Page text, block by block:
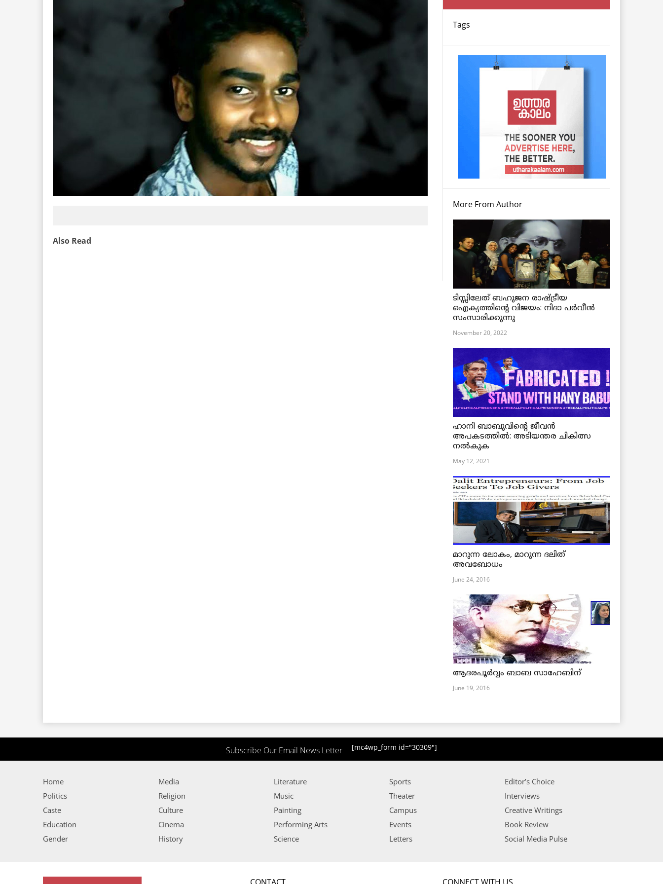
Also Read
Tags
More From Author
ടിസ്സിലേത് ബഹുജന രാഷ്ട്രീയ
ഐക്യത്തിന്റെ വിജയം: നിദാ പർവീൻ
സംസാരിക്കുന്നു
November 20, 2022
ഹാനി ബാബുവിന്റെ ജീവൻ
അപകടത്തിൽ: അടിയന്തര ചികിത്സ
നൽകുക
May 12, 2021
മാറുന്ന ലോകം, മാറുന്ന ദലിത്
അവബോധം
June 24, 2016
ആദരപൂര്‍വ്വം ബാബ സാഹേബിന്
June 19, 2016
Subscribe Our Email News Letter [mc4wp_form id="30309"]
Home
Politics
Caste
Education
Gender
Media
Religion
Culture
Cinema
History
Literature
Music
Painting
Performing Arts
Science
Sports
Theater
Campus
Events
Letters
Editor’s Choice
Interviews
Creative Writings
Book Review
Social Media Pulse